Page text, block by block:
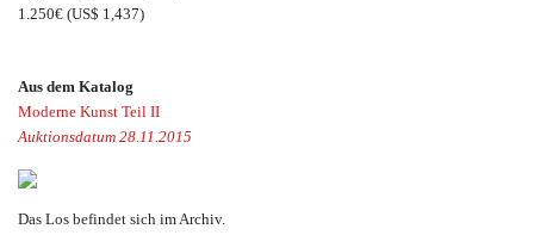
1.250€ (US$ 1,437)
Aus dem Katalog
Moderne Kunst Teil II
Auktionsdatum 28.11.2015
Das Los befindet sich im Archiv.